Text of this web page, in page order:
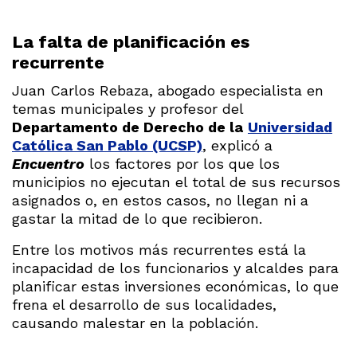
La falta de planificación es
recurrente
Juan Carlos Rebaza, abogado especialista en
temas municipales y profesor del
Departamento de Derecho de la Universidad
Católica San Pablo (UCSP), explicó a
Encuentro los factores por los que los
municipios no ejecutan el total de sus recursos
asignados o, en estos casos, no llegan ni a
gastar la mitad de lo que recibieron.
Entre los motivos más recurrentes está la
incapacidad de los funcionarios y alcaldes para
planificar estas inversiones económicas, lo que
frena el desarrollo de sus localidades,
causando malestar en la población.